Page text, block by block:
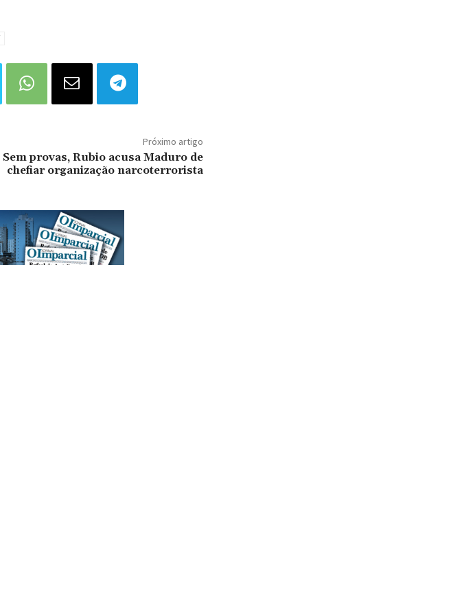
Próximo artigo
Sem provas, Rubio acusa Maduro de
chefiar organização narcoterrorista